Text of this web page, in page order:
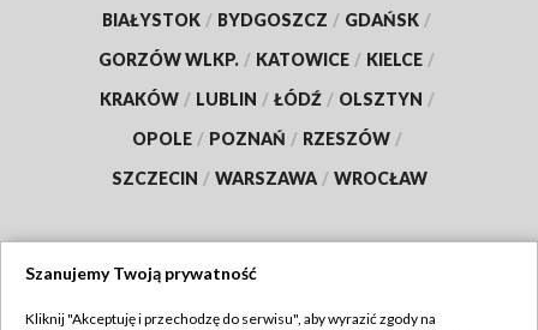
BIAŁYSTOK / BYDGOSZCZ / GDAŃSK /
GORZÓW WLKP. / KATOWICE / KIELCE /
KRAKÓW / LUBLIN / ŁÓDŹ / OLSZTYN /
OPOLE / POZNAŃ / RZESZÓW /
SZCZECIN / WARSZAWA / WROCŁAW
Szanujemy Twoją prywatność
Kliknij "Akceptuję i przechodzę do serwisu", aby wyrazić zgody na